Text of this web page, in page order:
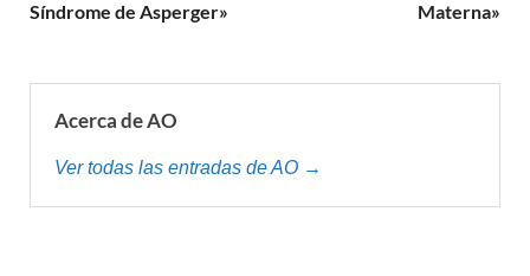
Síndrome de Asperger»
Materna»
Acerca de AO
Ver todas las entradas de AO →